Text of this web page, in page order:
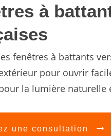
à
fenêtres à battants
pour ouvrir
la lumière naturelle
une consultation